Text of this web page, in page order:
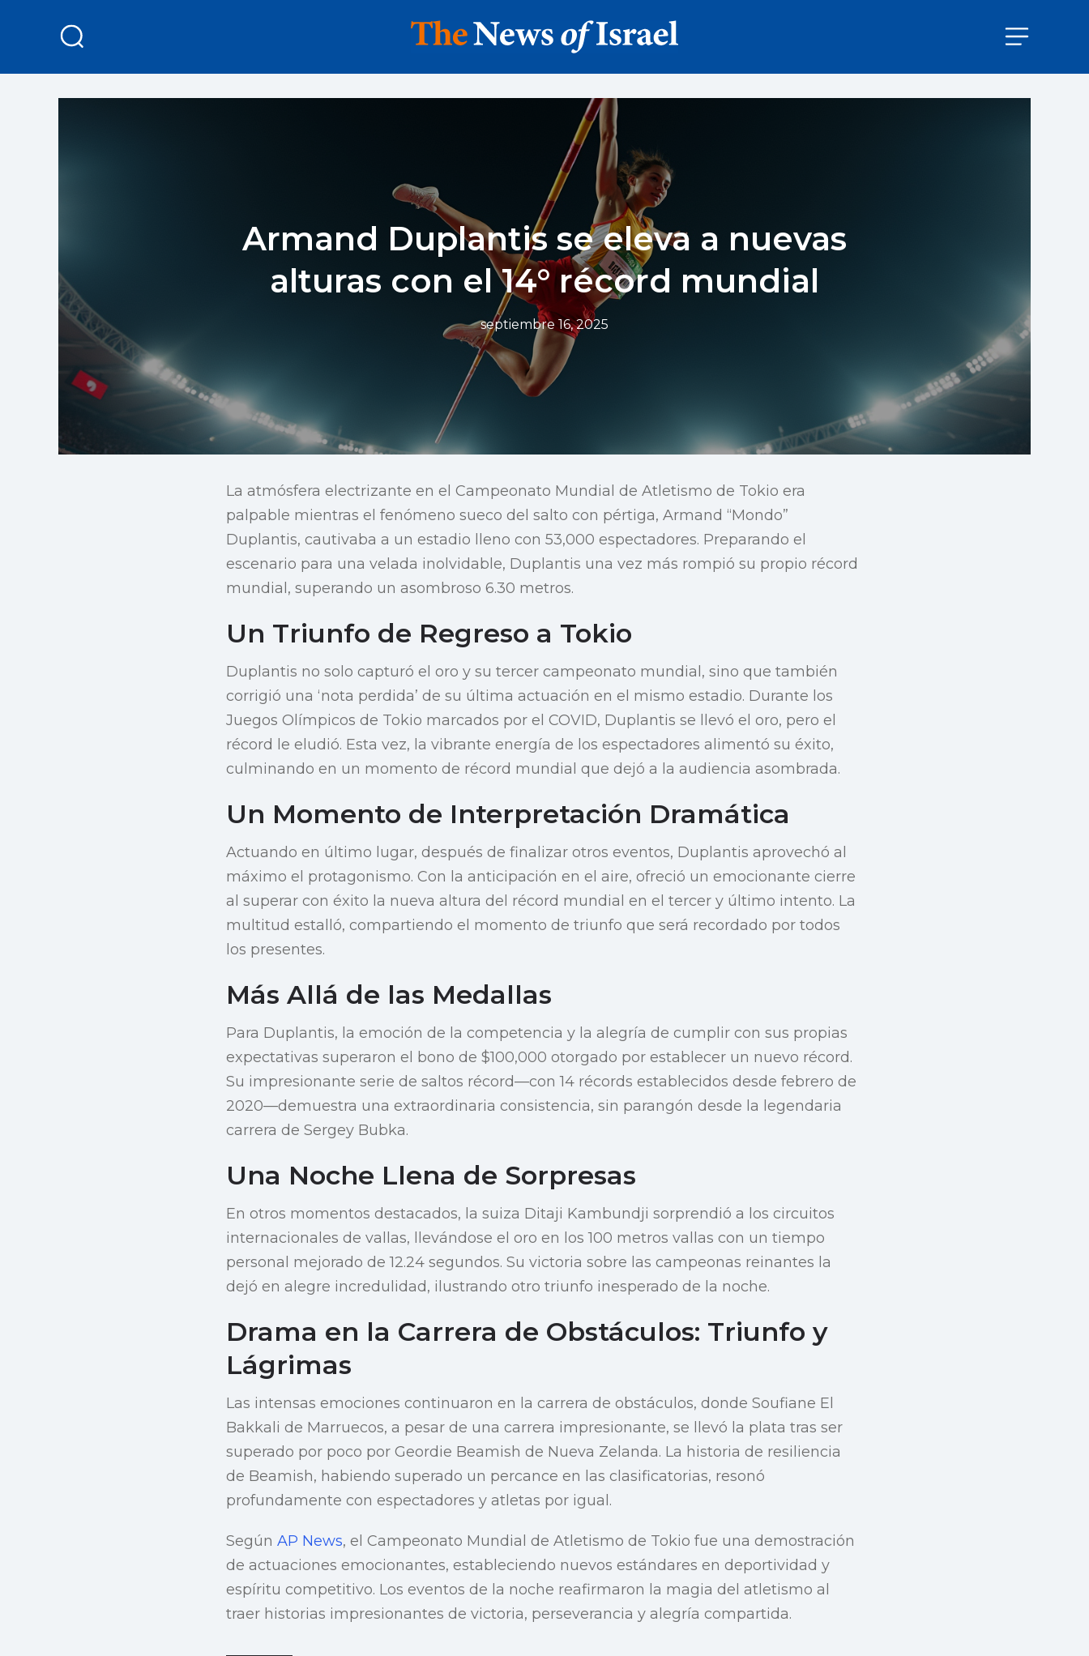
Armand Duplantis se eleva a nuevas
alturas con el 14° récord mundial
septiembre 16, 2025
La atmósfera electrizante en el Campeonato Mundial de Atletismo de Tokio era
palpable mientras el fenómeno sueco del salto con pértiga, Armand “Mondo”
Duplantis, cautivaba a un estadio lleno con 53,000 espectadores. Preparando el
escenario para una velada inolvidable, Duplantis una vez más rompió su propio récord
mundial, superando un asombroso 6.30 metros.
Un Triunfo de Regreso a Tokio
Duplantis no solo capturó el oro y su tercer campeonato mundial, sino que también
corrigió una ‘nota perdida’ de su última actuación en el mismo estadio. Durante los
Juegos Olímpicos de Tokio marcados por el COVID, Duplantis se llevó el oro, pero el
récord le eludió. Esta vez, la vibrante energía de los espectadores alimentó su éxito,
culminando en un momento de récord mundial que dejó a la audiencia asombrada.
Un Momento de Interpretación Dramática
Actuando en último lugar, después de finalizar otros eventos, Duplantis aprovechó al
máximo el protagonismo. Con la anticipación en el aire, ofreció un emocionante cierre
al superar con éxito la nueva altura del récord mundial en el tercer y último intento. La
multitud estalló, compartiendo el momento de triunfo que será recordado por todos
los presentes.
Más Allá de las Medallas
Para Duplantis, la emoción de la competencia y la alegría de cumplir con sus propias
expectativas superaron el bono de $100,000 otorgado por establecer un nuevo récord.
Su impresionante serie de saltos récord—con 14 récords establecidos desde febrero de
2020—demuestra una extraordinaria consistencia, sin parangón desde la legendaria
carrera de Sergey Bubka.
Una Noche Llena de Sorpresas
En otros momentos destacados, la suiza Ditaji Kambundji sorprendió a los circuitos
internacionales de vallas, llevándose el oro en los 100 metros vallas con un tiempo
personal mejorado de 12.24 segundos. Su victoria sobre las campeonas reinantes la
dejó en alegre incredulidad, ilustrando otro triunfo inesperado de la noche.
Drama en la Carrera de Obstáculos: Triunfo y
Lágrimas
Las intensas emociones continuaron en la carrera de obstáculos, donde Soufiane El
Bakkali de Marruecos, a pesar de una carrera impresionante, se llevó la plata tras ser
superado por poco por Geordie Beamish de Nueva Zelanda. La historia de resiliencia
de Beamish, habiendo superado un percance en las clasificatorias, resonó
profundamente con espectadores y atletas por igual.
Según AP News, el Campeonato Mundial de Atletismo de Tokio fue una demostración
de actuaciones emocionantes, estableciendo nuevos estándares en deportividad y
espíritu competitivo. Los eventos de la noche reafirmaron la magia del atletismo al
traer historias impresionantes de victoria, perseverancia y alegría compartida.